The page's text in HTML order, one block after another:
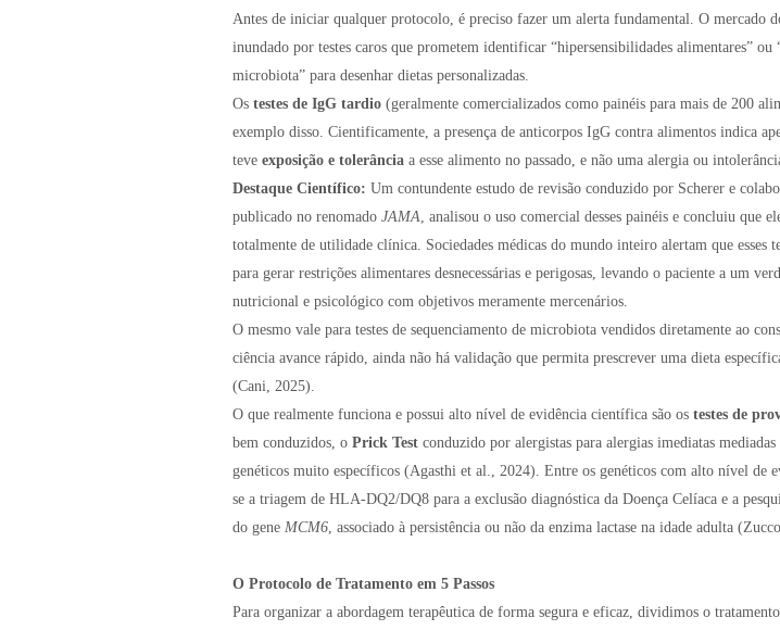
Antes de iniciar qualquer protocolo, é preciso fazer um alerta fundamental. O mercado
inundado por testes caros que prometem identificar “hipersensibilidades alimentares” ou
microbiota” para desenhar dietas personalizadas.
Os testes de IgG tardio (geralmente comercializados como painéis para mais de 200
exemplo disso. Cientificamente, a presença de anticorpos IgG contra alimentos indica
teve exposição e tolerância a esse alimento no passado, e não uma alergia ou
Destaque Científico: Um contundente estudo de revisão conduzido por Scherer e
publicado no renomado JAMA , analisou o uso comercial desses painéis e concluiu que
totalmente de utilidade clínica. Sociedades médicas do mundo inteiro alertam que esses
para gerar restrições alimentares desnecessárias e perigosas, levando o paciente a um
nutricional e psicológico com objetivos meramente mercenários.
O mesmo vale para testes de sequenciamento de microbiota vendidos diretamente ao
ciência avance rápido, ainda não há validação que permita prescrever uma dieta
(Cani, 2025).
O que realmente funciona e possui alto nível de evidência científica são os testes de
bem conduzidos, o Prick Test conduzido por alergistas para alergias imediatas
genéticos muito específicos (Agasthi et al., 2024). Entre os genéticos com alto nível de
se a triagem de HLA-DQ2/DQ8 para a exclusão diagnóstica da Doença Celíaca e a
do gene MCM6 , associado à persistência ou não da enzima lactase na idade adulta
O Protocolo de Tratamento em 5 Passos
Para organizar a abordagem terapêutica de forma segura e eficaz, dividimos o tratamento